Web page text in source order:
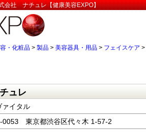
会社 ナチュレ【健康美容EXPO】
・化粧品 > 製品 > 美容器具・用品 > フェイスケア >
ュレ
ァイタル
0053 東京都渋谷区代々木 1-57-2